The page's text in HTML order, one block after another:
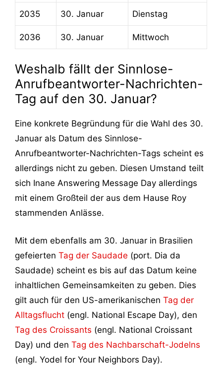
2035 30. Januar Dienstag
2036 30. Januar Mittwoch
Weshalb fällt der Sinnlose-
Anrufbeantworter-Nachrichten-
Tag auf den 30. Januar?
Eine konkrete Begründung für die Wahl des 30.
Januar als Datum des Sinnlose-
Anrufbeantworter-Nachrichten-Tags scheint es
allerdings nicht zu geben. Diesen Umstand teilt
sich Inane Answering Message Day allerdings
mit einem Großteil der aus dem Hause Roy
stammenden Anlässe.
Mit dem ebenfalls am 30. Januar in Brasilien
gefeierten Tag der Saudade (port. Dia da
Saudade) scheint es bis auf das Datum keine
inhaltlichen Gemeinsamkeiten zu geben. Dies
gilt auch für den US-amerikanischen Tag der
Alltagsflucht (engl. National Escape Day), den
Tag des Croissants (engl. National Croissant
Day) und den Tag des Nachbarschaft-Jodelns
(engl. Yodel for Your Neighbors Day).